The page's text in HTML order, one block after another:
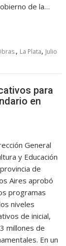
de la…
, La Plata, Julio
para
en
General
y Educación
de
Aires aprobó
programas
niveles
de inicial,
millones de
En un